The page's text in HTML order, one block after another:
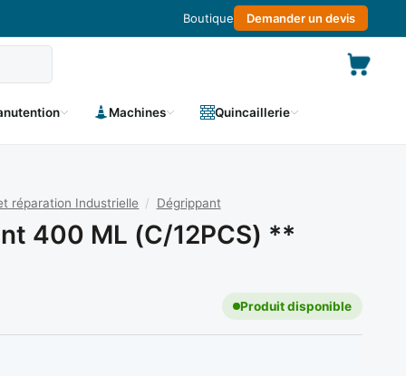
Boutique Demander un devis
Machines Quincaillerie
réparation Industrielle / Dégrippant
400 ML (C/12PCS) **
Produit disponible